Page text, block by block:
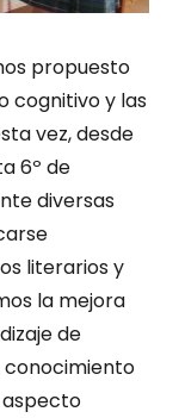
propuesto
cognitivo y las
vez, desde
6º de
diversas
literarios y
la mejora
de
aspecto